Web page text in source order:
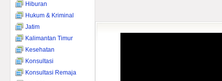
Hiburan
Hukum & Kriminal
Jatim
Kalimantan Timur
Kesehatan
Konsultasi
Konsultasi Remaja